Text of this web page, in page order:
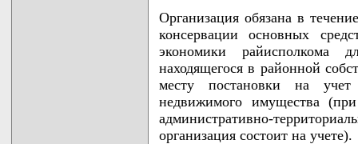
Организация обязана в
консервации основных
экономики райисполкома
находящегося в районной
месту постановки на
недвижимого имущества
административно-
организация состоит на учете).